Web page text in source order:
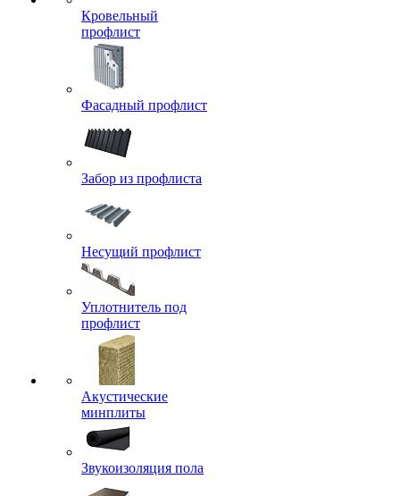
Кровельный
профлист
Фасадный профлист
Забор из профлиста
Несущий профлист
Уплотнитель под
профлист
Акустические
минплиты
Звукоизоляция пола